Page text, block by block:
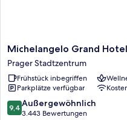
Michelangelo
Grand
Hotel
Prague
Prager
Stadtzentrum
Michelangelo Grand
Prager Stadtzentrum
Frühstück inbegriffen
Parkplätze verfügbar
9.4
von
9,4 Außergewöhnlich
3.443 Bewertungen